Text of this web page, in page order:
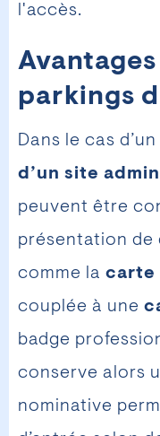
l'accès.
parkings
Dans le cas d’un
d’un site
peuvent être
présentation
comme la carte
couplée à une
badge
conserve alors
nominative